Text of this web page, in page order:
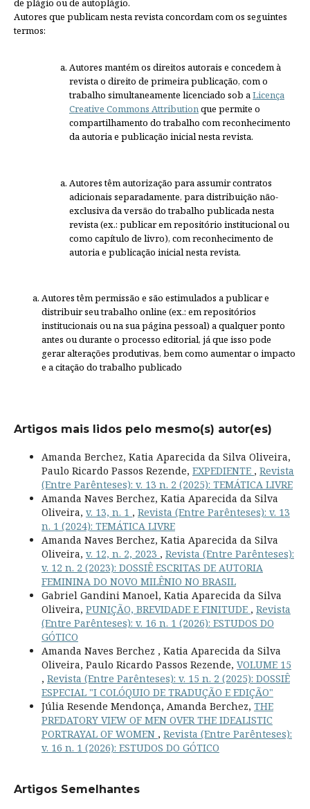
de plágio ou de autoplágio.
Autores que publicam nesta revista concordam com os seguintes
termos:
Autores mantém os direitos autorais e concedem à
revista o direito de primeira publicação, com o
trabalho simultaneamente licenciado sob aLicença
Creative Commons Attributionque permite o
compartilhamento do trabalho com reconhecimento
da autoria e publicação inicial nesta revista.
Autores têm autorização para assumir contratos
adicionais separadamente, para distribuição não-
exclusiva da versão do trabalho publicada nesta
revista (ex.: publicar em repositório institucional ou
como capítulo de livro), com reconhecimento de
autoria e publicação inicial nesta revista.
Autores têm permissão e são estimulados a publicar e
distribuir seu trabalho online (ex.: em repositórios
institucionais ou na sua página pessoal) a qualquer ponto
antes ou durante o processo editorial, já que isso pode
gerar alterações produtivas, bem como aumentar o impacto
e a citação do trabalho publicado
Artigos mais lidos pelo mesmo(s) autor(es)
Amanda Berchez, Katia Aparecida da Silva Oliveira,
Paulo Ricardo Passos Rezende, EXPEDIENTE , Revista
(Entre Parênteses): v. 13 n. 2 (2025): TEMÁTICA LIVRE
Amanda Naves Berchez, Katia Aparecida da Silva
Oliveira, v. 13, n. 1 , Revista (Entre Parênteses): v. 13
n. 1 (2024): TEMÁTICA LIVRE
Amanda Naves Berchez, Katia Aparecida da Silva
Oliveira, v. 12, n. 2, 2023 , Revista (Entre Parênteses):
v. 12 n. 2 (2023): DOSSIÊ ESCRITAS DE AUTORIA
FEMININA DO NOVO MILÊNIO NO BRASIL
Gabriel Gandini Manoel, Katia Aparecida da Silva
Oliveira, PUNIÇÃO, BREVIDADE E FINITUDE , Revista
(Entre Parênteses): v. 16 n. 1 (2026): ESTUDOS DO
GÓTICO
Amanda Naves Berchez , Katia Aparecida da Silva
Oliveira, Paulo Ricardo Passos Rezende, VOLUME 15
, Revista (Entre Parênteses): v. 15 n. 2 (2025): DOSSIÊ
ESPECIAL "I COLÓQUIO DE TRADUÇÃO E EDIÇÃO"
Júlia Resende Mendonça, Amanda Berchez, THE
PREDATORY VIEW OF MEN OVER THE IDEALISTIC
PORTRAYAL OF WOMEN , Revista (Entre Parênteses):
v. 16 n. 1 (2026): ESTUDOS DO GÓTICO
Artigos Semelhantes